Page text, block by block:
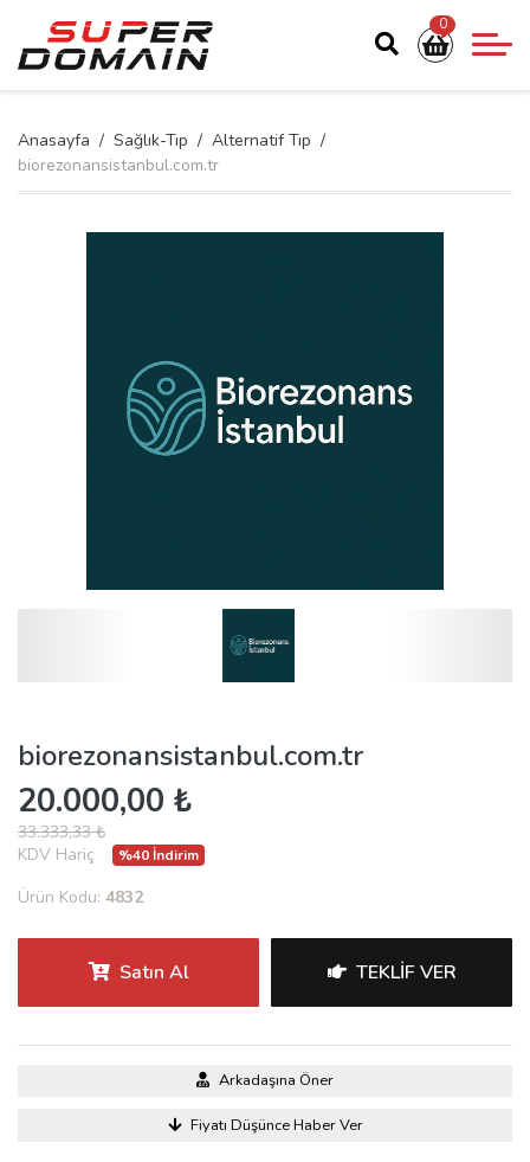
0
Anasayfa Sağlık-Tıp
Alternatif Tıp
biorezonansistanbul.com.tr
biorezonansistanbul.com.tr
20.000,00 ₺
33.333,33 ₺
KDV Hariç
%40 İndirim
Ürün Kodu: 4832
Satın Al TEKLIF VER
Arkadaşına Öner
Fiyatı Düşünce Haber Ver